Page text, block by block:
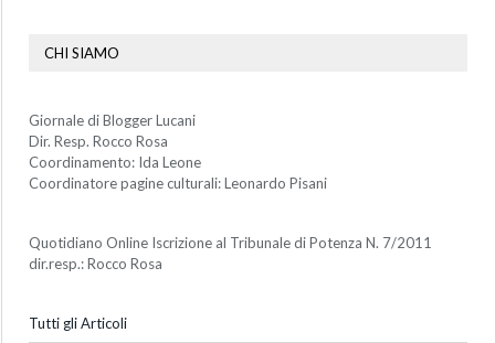
CHI SIAMO
Giornale di Blogger Lucani
Dir. Resp. Rocco Rosa
Coordinamento: Ida Leone
Coordinatore pagine culturali: Leonardo Pisani
Quotidiano Online Iscrizione al Tribunale di Potenza N. 7/2011
dir.resp.: Rocco Rosa
Tutti gli Articoli